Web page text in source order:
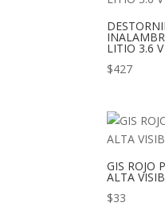
LITIO 3.6 V
$427
GIS ROJO
ALTA
$33